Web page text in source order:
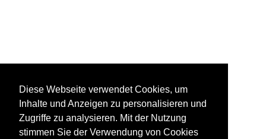
Diese Webseite verwendet Cookies, um
Inhalte und Anzeigen zu personalisieren und
Zugriffe zu analysieren. Mit der Nutzung
stimmen Sie der Verwendung von Cookies